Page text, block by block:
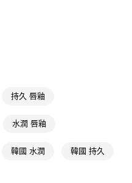
可結帳。
持久 唇釉
水潤 唇釉
韓國 水潤 韓國 持久